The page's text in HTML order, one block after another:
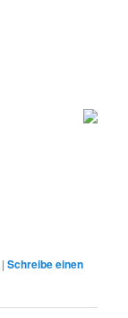
|Schreibe einen